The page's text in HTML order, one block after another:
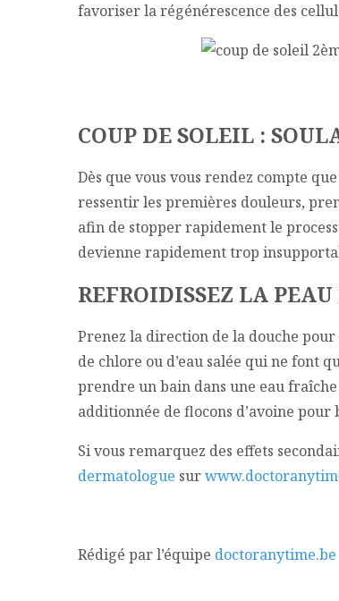
favoriser la régénérescence des
COUP DE SOLEIL :
Dès que vous vous rendez compte
ressentir les premières douleurs,
afin de stopper rapidement le
devienne rapidement trop
REFROIDISSEZ LA PEAU
Prenez la direction de la douche
de chlore ou d’eau salée qui ne font
prendre un bain dans une eau
additionnée de flocons d’avoine
Si vous remarquez des effets
dermatologue sur
Rédigé par l’équipe doctoranytime.be